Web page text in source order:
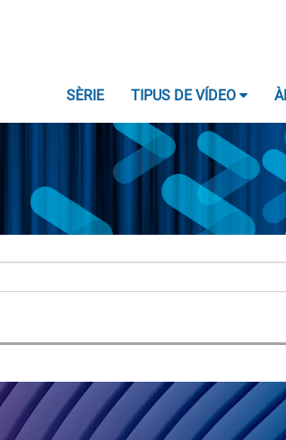
SÈRIE TIPUS DE VÍDEO